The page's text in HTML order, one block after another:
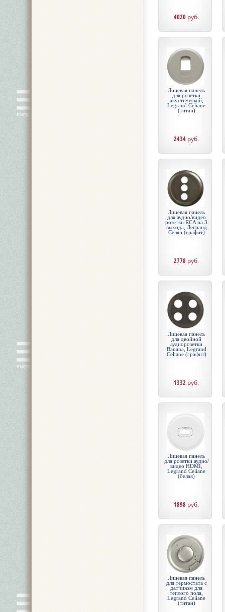
4020 руб.
Лицевая панель
для розетки
акустической,
Legrand Celiane
(титан)
2434 руб.
Лицевая панель
для аудио/видео
розетки RCA на 3
выхода, Легранд
Селян (графит)
2778 руб.
Лицевая панель
для двойной
аудиорозетки
Banana, Legrand
Celiane (графит)
1332 руб.
Лицевая панель
для розетки аудио/
видео HDMI,
Legrand Celiane
(белая)
1898 руб.
Лицевая панель
для термостата с
датчиком для
теплого пола,
Legrand Celiane
(титан)